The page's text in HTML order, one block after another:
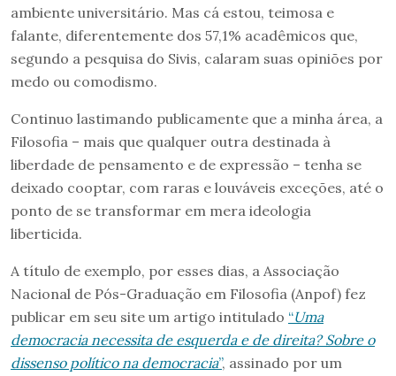
ambiente universitário. Mas cá estou, teimosa e
falante, diferentemente dos 57,1% acadêmicos que,
segundo a pesquisa do Sivis, calaram suas opiniões por
medo ou comodismo.
Continuo lastimando publicamente que a minha área, a
Filosofia – mais que qualquer outra destinada à
liberdade de pensamento e de expressão – tenha se
deixado cooptar, com raras e louváveis exceções, até o
ponto de se transformar em mera ideologia
liberticida.
A título de exemplo, por esses dias, a Associação
Nacional de Pós-Graduação em Filosofia (Anpof) fez
publicar em seu site um artigo intitulado “Uma
democracia necessita de esquerda e de direita? Sobre o
dissenso político na democracia”, assinado por um